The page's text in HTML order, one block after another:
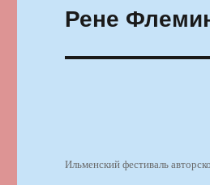
Следующая
Рене
Ильменский фестиваль